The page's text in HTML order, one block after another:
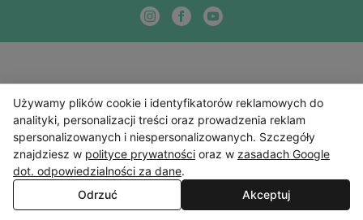
Używamy plików cookie i identyfikatorów reklamowych do
analityki, personalizacji treści oraz prowadzenia reklam
spersonalizowanych i niespersonalizowanych. Szczegóły
znajdziesz w polityce prywatności oraz w zasadach Google
dot. odpowiedzialności za dane.
Odrzuć
Akceptuj